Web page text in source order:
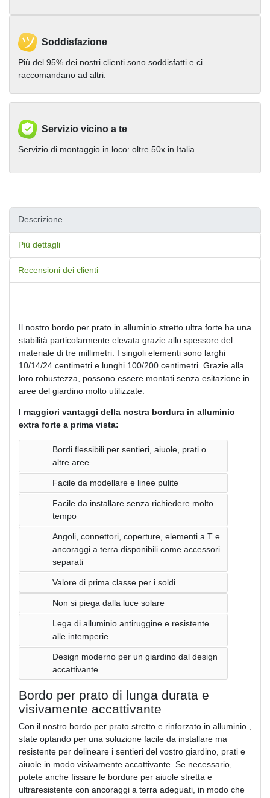
Soddisfazione
Più del 95% dei nostri clienti sono soddisfatti e ci
raccomandano ad altri.
Servizio vicino a te
Servizio di montaggio in loco: oltre 50x in Italia.
Descrizione
Più dettagli
Recensioni dei clienti
Il nostro bordo per prato in alluminio stretto ultra forte ha una
stabilità particolarmente elevata grazie allo spessore del
materiale di tre millimetri. I singoli elementi sono larghi
10/14/24 centimetri e lunghi 100/200 centimetri. Grazie alla
loro robustezza, possono essere montati senza esitazione in
aree del giardino molto utilizzate.
I maggiori vantaggi della nostra bordura in alluminio
extra forte a prima vista:
Bordi flessibili per sentieri, aiuole, prati o
altre aree
Facile da modellare e linee pulite
Facile da installare senza richiedere molto
tempo
Angoli, connettori, coperture, elementi a T e
ancoraggi a terra disponibili come accessori
separati
Valore di prima classe per i soldi
Non si piega dalla luce solare
Lega di alluminio antiruggine e resistente
alle intemperie
Design moderno per un giardino dal design
accattivante
Bordo per prato di lunga durata e
visivamente accattivante
Con il nostro bordo per prato stretto e rinforzato in alluminio ,
state optando per una soluzione facile da installare ma
resistente per delineare i sentieri del vostro giardino, prati e
aiuole in modo visivamente accattivante. Se necessario,
potete anche fissare le bordure per aiuole stretta e
ultraresistente con ancoraggi a terra adeguati, in modo che